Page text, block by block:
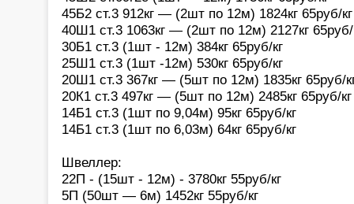
45Б2 ст.3 912кг — (2шт по 12м) 1824кг 65руб/кг
40Ш1 ст.3 1063кг — (2шт по 12м) 2127кг 65руб/
30Б1 ст.3 (1шт - 12м) 384кг 65руб/кг
25Ш1 ст.3 (1шт -12м) 530кг 65руб/кг
20Ш1 ст.3 367кг — (5шт по 12м) 1835кг 65руб/
20К1 ст.3 497кг — (5шт по 12м) 2485кг 65руб/кг
14Б1 ст.3 (1шт по 9,04м) 95кг 65руб/кг
14Б1 ст.3 (1шт по 6,03м) 64кг 65руб/кг
Швеллер:
22П - (15шт - 12м) - 3780кг 55руб/кг
5П (50шт — 6м) 1452кг 55руб/кг